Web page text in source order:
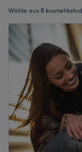
Wähle aus 8